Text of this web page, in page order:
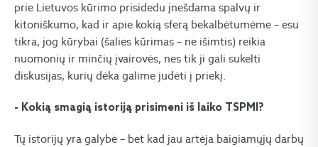
prie Lietuvos kūrimo prisidedu įnešdama spalvų ir
kitoniškumo, kad ir apie kokią sferą bekalbėtumėme – esu
tikra, jog kūrybai (šalies kūrimas – ne išimtis) reikia
nuomonių ir minčių įvairovės, nes tik ji gali sukelti
diskusijas, kurių dėka galime judėti į priekį.
​- Kokią smagią istoriją prisimeni iš laiko TSPMI?
Tų istorijų yra galybė – bet kad jau artėja baigiamųjų darbų